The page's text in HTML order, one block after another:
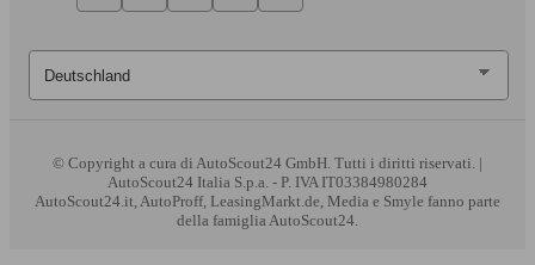
© Copyright a cura di AutoScout24 GmbH. Tutti i diritti riservati. |
AutoScout24 Italia S.p.a. - P. IVA IT03384980284
AutoScout24.it, AutoProff, LeasingMarkt.de, Media e Smyle fanno parte
della famiglia AutoScout24.